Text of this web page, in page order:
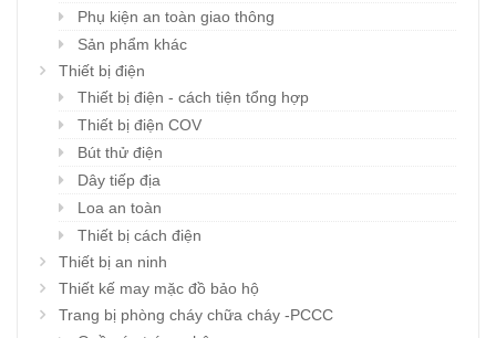
Phụ kiện an toàn giao thông
Sản phẩm khác
Thiết bị điện
Thiết bị điện - cách tiện tổng hợp
Thiết bị điện COV
Bút thử điện
Dây tiếp địa
Loa an toàn
Thiết bị cách điện
Thiết bị an ninh
Thiết kế may mặc đồ bảo hộ
Trang bị phòng cháy chữa cháy -PCCC